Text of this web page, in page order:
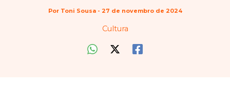
Por Toni Sousa - 27 de novembro de 2024
Cultura